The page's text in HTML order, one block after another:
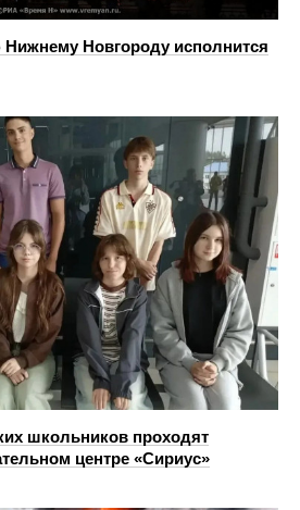
Новгороду исполнится
школьников проходят
центре «Сириус»